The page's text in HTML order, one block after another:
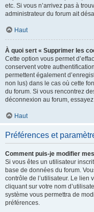
etc. Si vous n’arrivez pas à
administrateur du forum ait
Haut
À quoi sert « Supprimer les
Cette option vous permet
conservent votre
permettent également
non lus) dans le cas où cette
du forum. Si vous rencontrez
déconnexion au forum,
Haut
Préférences et
Comment puis-je modifier
Si vous êtes un utilisateur
base de données du forum.
contrôle de l’utilisateur. Le lien
cliquant sur votre nom
système vous permettra de
préférences.